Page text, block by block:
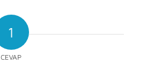
1
CEVAP